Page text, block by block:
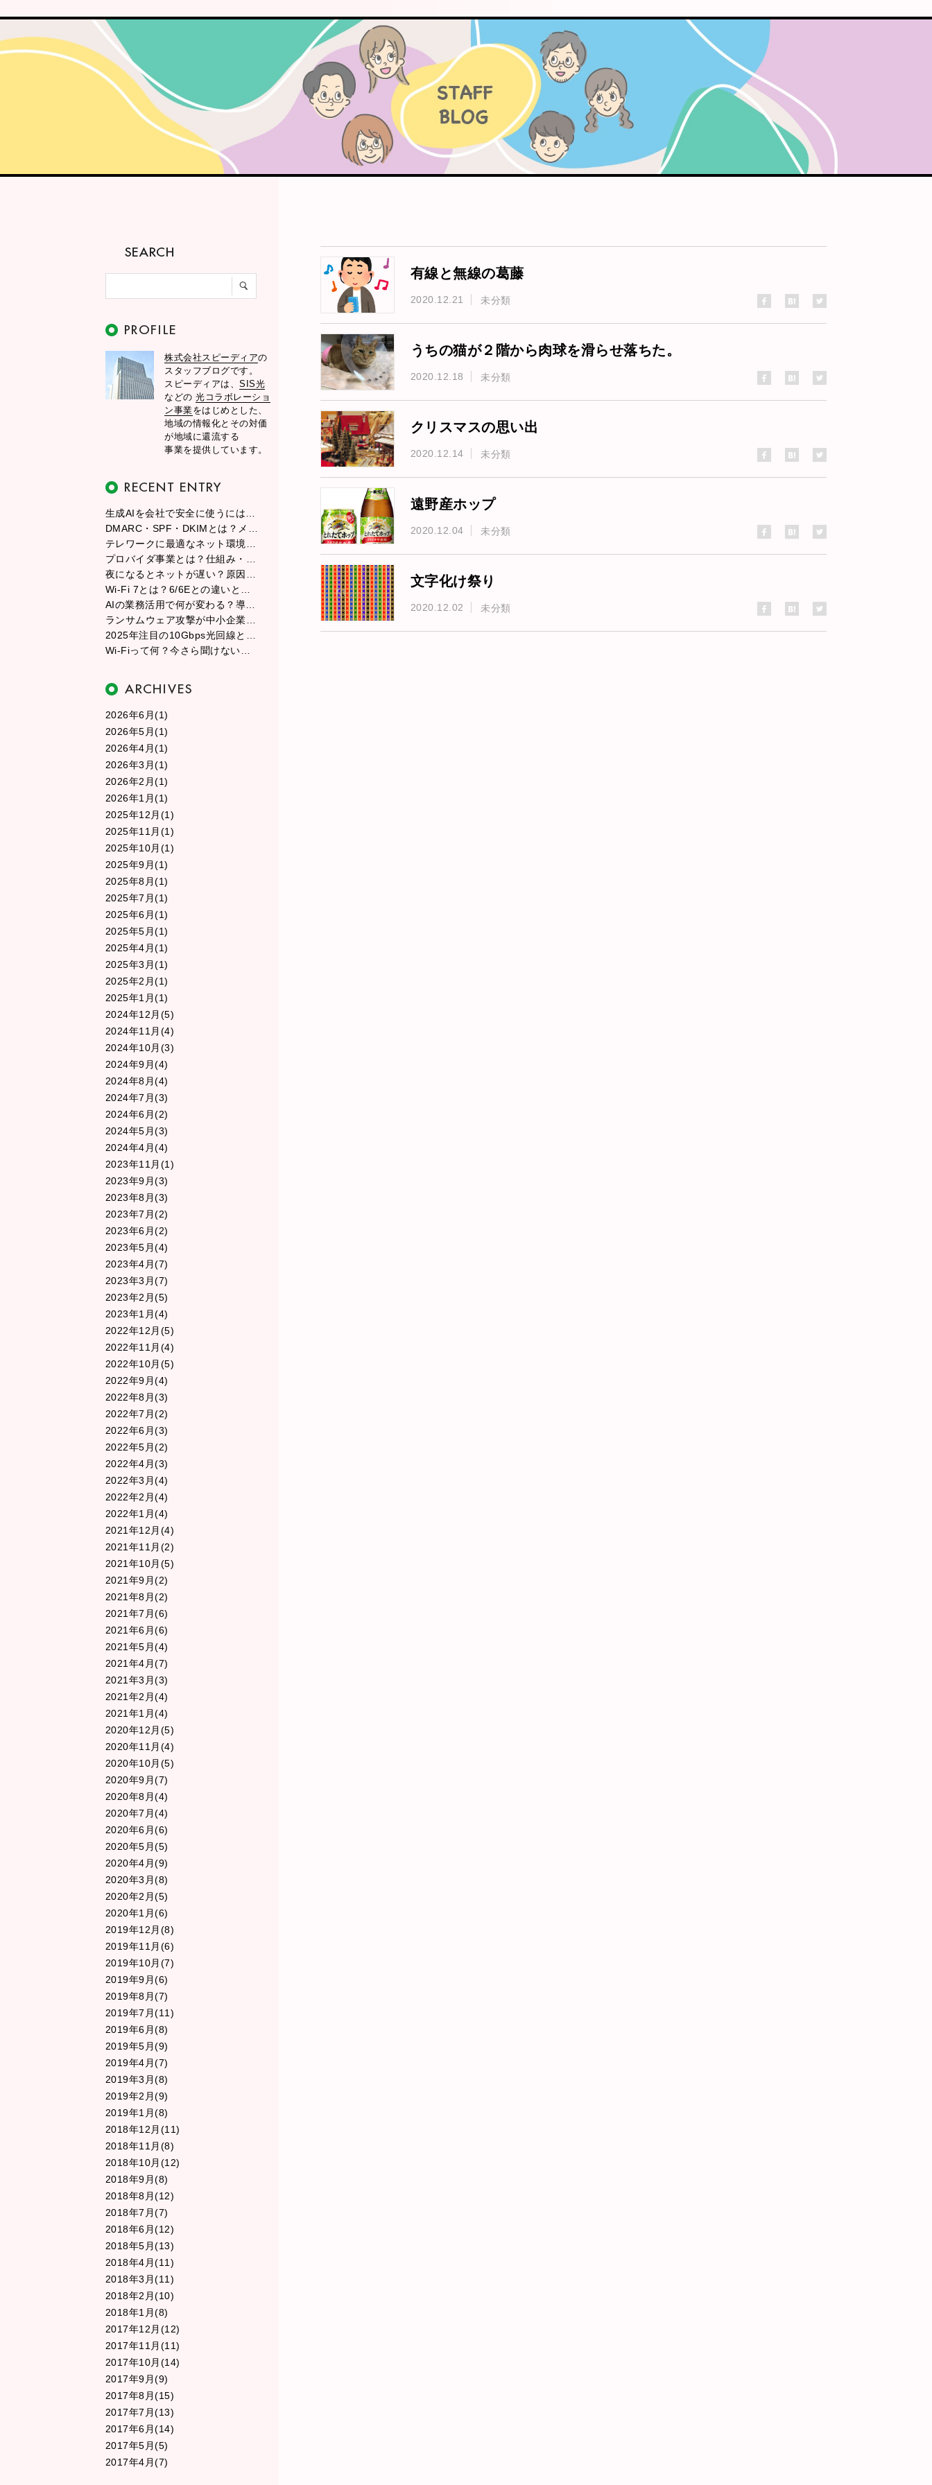
株式会社スピーディアの
スタッフブログです。
スピーディアは、SIS光
などの光コラボレーショ
ン事業をはじめとした、
地域の情報化とその対価
が地域に還流する
事業を提供しています。
生成AIを会社で安全に使うには？情報漏えい・著作権・社内ルールの基本
DMARC・SPF・DKIMとは？メールが届かない原因と送信ドメイン認証の設定ポイント
テレワークに最適なネット環境の作り方｜回線・ルーター・配置のベスト解
プロバイダ事業とは？仕組み・ビジネスモデル・収益構造と始め方をわかりやすく解説
夜になるとネットが遅い？原因と今すぐできる対策をわかりやすく解説
Wi-Fi 7とは？6/6Eとの違いと、今すぐ導入すべきかを徹底解説
AIの業務活用で何が変わる？導入メリットから成功のポイントまで徹底解説
ランサムウェア攻撃が中小企業を狙う理由と、今日からできる実践的な対策
2025年注目の10Gbps光回線とは？従来の光回線との違いを徹底解説
Wi-Fiって何？今さら聞けない無線LANの基本と選び方
2026年6月(1)
2026年5月(1)
2026年4月(1)
2026年3月(1)
2026年2月(1)
2026年1月(1)
2025年12月(1)
2025年11月(1)
2025年10月(1)
2025年9月(1)
2025年8月(1)
2025年7月(1)
2025年6月(1)
2025年5月(1)
2025年4月(1)
2025年3月(1)
2025年2月(1)
2025年1月(1)
2024年12月(5)
2024年11月(4)
2024年10月(3)
2024年9月(4)
2024年8月(4)
2024年7月(3)
2024年6月(2)
2024年5月(3)
2024年4月(4)
2023年11月(1)
2023年9月(3)
2023年8月(3)
2023年7月(2)
2023年6月(2)
2023年5月(4)
2023年4月(7)
2023年3月(7)
2023年2月(5)
2023年1月(4)
2022年12月(5)
2022年11月(4)
2022年10月(5)
2022年9月(4)
2022年8月(3)
2022年7月(2)
2022年6月(3)
2022年5月(2)
2022年4月(3)
2022年3月(4)
2022年2月(4)
2022年1月(4)
2021年12月(4)
2021年11月(2)
2021年10月(5)
2021年9月(2)
2021年8月(2)
2021年7月(6)
2021年6月(6)
2021年5月(4)
2021年4月(7)
2021年3月(3)
2021年2月(4)
2021年1月(4)
2020年12月(5)
2020年11月(4)
2020年10月(5)
2020年9月(7)
2020年8月(4)
2020年7月(4)
2020年6月(6)
2020年5月(5)
2020年4月(9)
2020年3月(8)
2020年2月(5)
2020年1月(6)
2019年12月(8)
2019年11月(6)
2019年10月(7)
2019年9月(6)
2019年8月(7)
2019年7月(11)
2019年6月(8)
2019年5月(9)
2019年4月(7)
2019年3月(8)
2019年2月(9)
2019年1月(8)
2018年12月(11)
2018年11月(8)
2018年10月(12)
2018年9月(8)
2018年8月(12)
2018年7月(7)
2018年6月(12)
2018年5月(13)
2018年4月(11)
2018年3月(11)
2018年2月(10)
2018年1月(8)
2017年12月(12)
2017年11月(11)
2017年10月(14)
2017年9月(9)
2017年8月(15)
2017年7月(13)
2017年6月(14)
2017年5月(5)
2017年4月(7)
有線と無線の葛藤
2020.12.21 未分類
うちの猫が２階から肉球を滑らせ落ちた。
2020.12.18 未分類
クリスマスの思い出
2020.12.14 未分類
遠野産ホップ
2020.12.04 未分類
文字化け祭り
2020.12.02 未分類